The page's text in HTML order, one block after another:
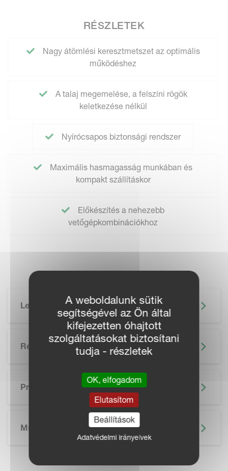
RÉSZLETEK
Nagy átömlési keresztmetszet az optimális
működéshez
A talaj megemelése, a felszíni rögök
keletkezése nélkül
Nyírócsapos biztonsági rendszer
Maximális hasmagasság munkában és
kompakt szállításkor
Előkészítés a nehezebb
vetőgépkombinációkhoz
Leírás
Részletek
Prospektus
Műszaki Adatok
A weboldalunk sütik
segítségével az Ön által
kifejezetten óhajtott
szolgáltatásokat biztosítani
tudja - részletek
OK, elfogadom
Elutasítom
Beállítások
Adatvédelmi irányelvek